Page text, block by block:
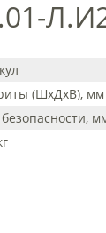
(ШхДхВ), мм